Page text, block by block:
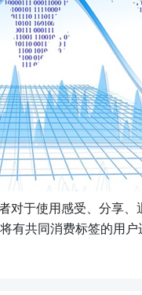
对于使用感受、分享、
有共同消费标签的用